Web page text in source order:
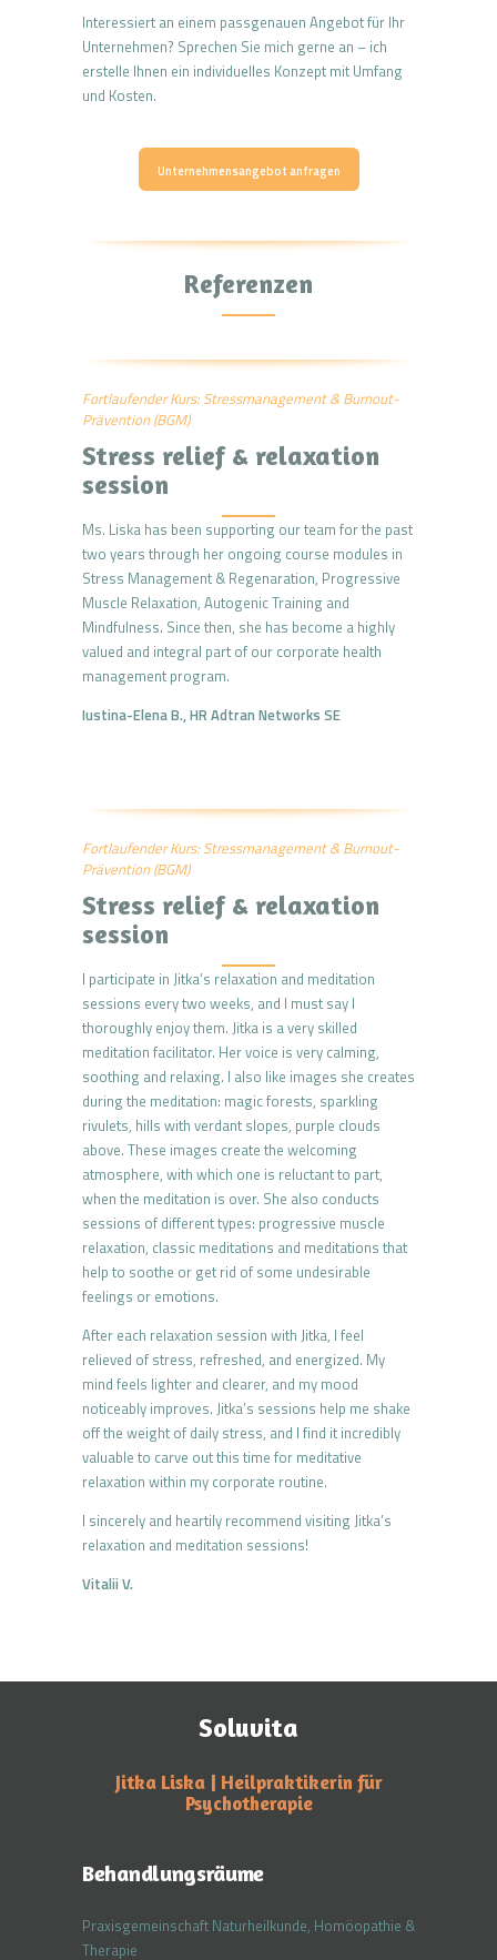
Interessiert an einem passgenauen Angebot für Ihr
Unternehmen? Sprechen Sie mich gerne an – ich
erstelle Ihnen ein individuelles Konzept mit Umfang
und Kosten.
Unternehmensangebot anfragen
Referenzen
Fortlaufender Kurs: Stressmanagement & Burnout-
Prävention (BGM)
Stress relief & relaxation
session
Ms. Liska has been supporting our team for the past
two years through her ongoing course modules in
Stress Management & Regenaration, Progressive
Muscle Relaxation, Autogenic Training and
Mindfulness. Since then, she has become a highly
valued and integral part of our corporate health
management program.
Iustina-Elena B., HR Adtran Networks SE
Fortlaufender Kurs: Stressmanagement & Burnout-
Prävention (BGM)
Stress relief & relaxation
session
I participate in Jitka’s relaxation and meditation
sessions every two weeks, and I must say I
thoroughly enjoy them. Jitka is a very skilled
meditation facilitator. Her voice is very calming,
soothing and relaxing. I also like images she creates
during the meditation: magic forests, sparkling
rivulets, hills with verdant slopes, purple clouds
above. These images create the welcoming
atmosphere, with which one is reluctant to part,
when the meditation is over. She also conducts
sessions of different types: progressive muscle
relaxation, classic meditations and meditations that
help to soothe or get rid of some undesirable
feelings or emotions.
After each relaxation session with Jitka, I feel
relieved of stress, refreshed, and energized. My
mind feels lighter and clearer, and my mood
noticeably improves. Jitka’s sessions help me shake
off the weight of daily stress, and I find it incredibly
valuable to carve out this time for meditative
relaxation within my corporate routine.
I sincerely and heartily recommend visiting Jitka’s
relaxation and meditation sessions!
Vitalii V.
Soluvita
Jitka Liska | Heilpraktikerin für
Psychotherapie
Behandlungsräume
Praxisgemeinschaft Naturheilkunde, Homöopathie &
Therapie